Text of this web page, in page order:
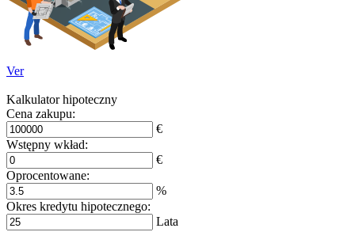
Ver
Kalkulator hipoteczny
Cena zakupu:
€
Wstępny wkład:
€
Oprocentowane:
%
Okres kredytu hipotecznego:
Lata